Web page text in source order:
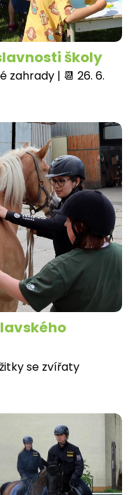
školy
zahrady | 📆 26. 6.
se zvířaty